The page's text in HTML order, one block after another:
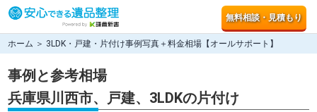
無料相談・見積もり
ホーム ＞ 3LDK・戸建・片付け事例写真＋料金相場【オールサポート】
事例と参考相場
兵庫県川西市、戸建、3LDKの片付け